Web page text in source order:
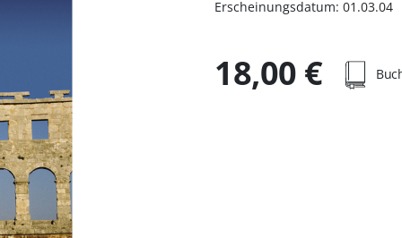
Erscheinungsdatum: 01.03.04
18,00 €